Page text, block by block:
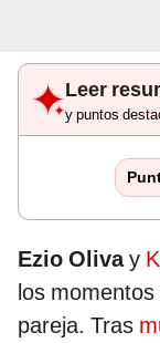
Leer
y puntos
Ezio Olivay
los
pareja. Tras